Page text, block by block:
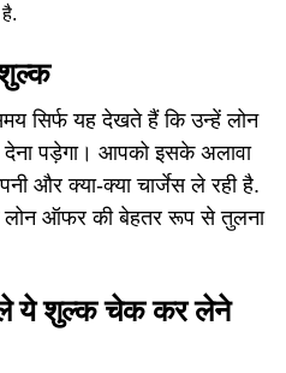
सिर्फ यह देखते हैं कि उन्हें लोन
देना पड़ेगा। आपको इसके अलावा
और क्या-क्या चार्जेस ले रही है.
ऑफर की बेहतर रूप से तुलना
ये शुल्क चेक कर लेने